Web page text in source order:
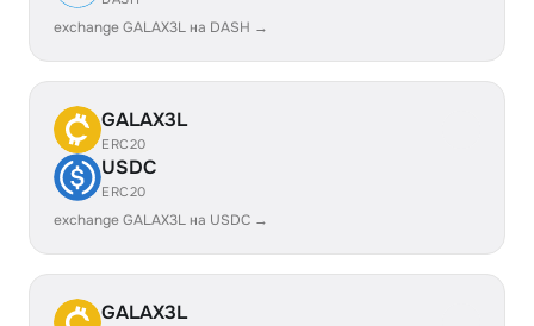
exchange GALAX3L на DASH →
GALAX3L
ERC20
USDC
ERC20
exchange GALAX3L на USDC →
GALAX3L